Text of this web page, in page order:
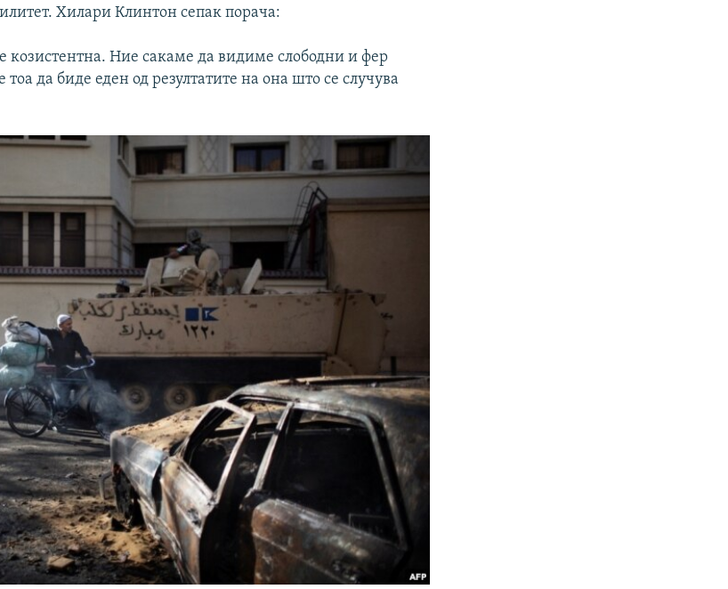
Хилари Клинтон сепак порача:
козистентна. Ние сакаме да видиме слободни и фер
да биде еден од резултатите на она што се случува